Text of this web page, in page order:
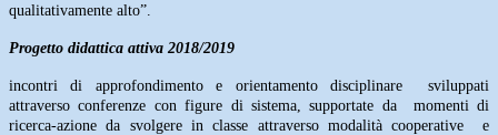
qualitativamente alto”.
Progetto didattica attiva 2018/2019
incontri di approfondimento e orientamento disciplinare sviluppati
attraverso conferenze con figure di sistema, supportate da momenti di
ricerca-azione da svolgere in classe attraverso modalità cooperative e